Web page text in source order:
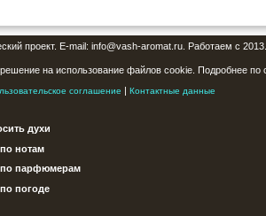
проект. E-mail: info@vash-aromat.ru. Работаем с
на использование файлов cookie. Подробнее по
соглашение | Контактные данные
духи
нотам
парфюмерам
погоде